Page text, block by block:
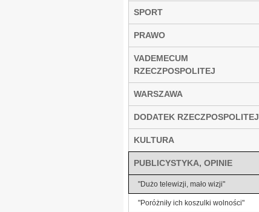
SPORT
PRAWO
VADEMECUM
RZECZPOSPOLITEJ
WARSZAWA
DODATEK RZECZPOSPOLITEJ
KULTURA
PUBLICYSTYKA, OPINIE
"Dużo telewizji, mało wizji"
"Poróżniły ich koszulki wolności"